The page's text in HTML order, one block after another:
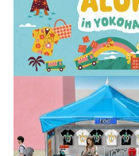
ジリングもペアで10
日のうちにお持ち帰
20分お待ちいただけ
hooのラッキーモチ
織りなすラブストー
くのお客様のメモリ
えのないひと時をお
ーも自由自在に承れ
デザイナーズブラン